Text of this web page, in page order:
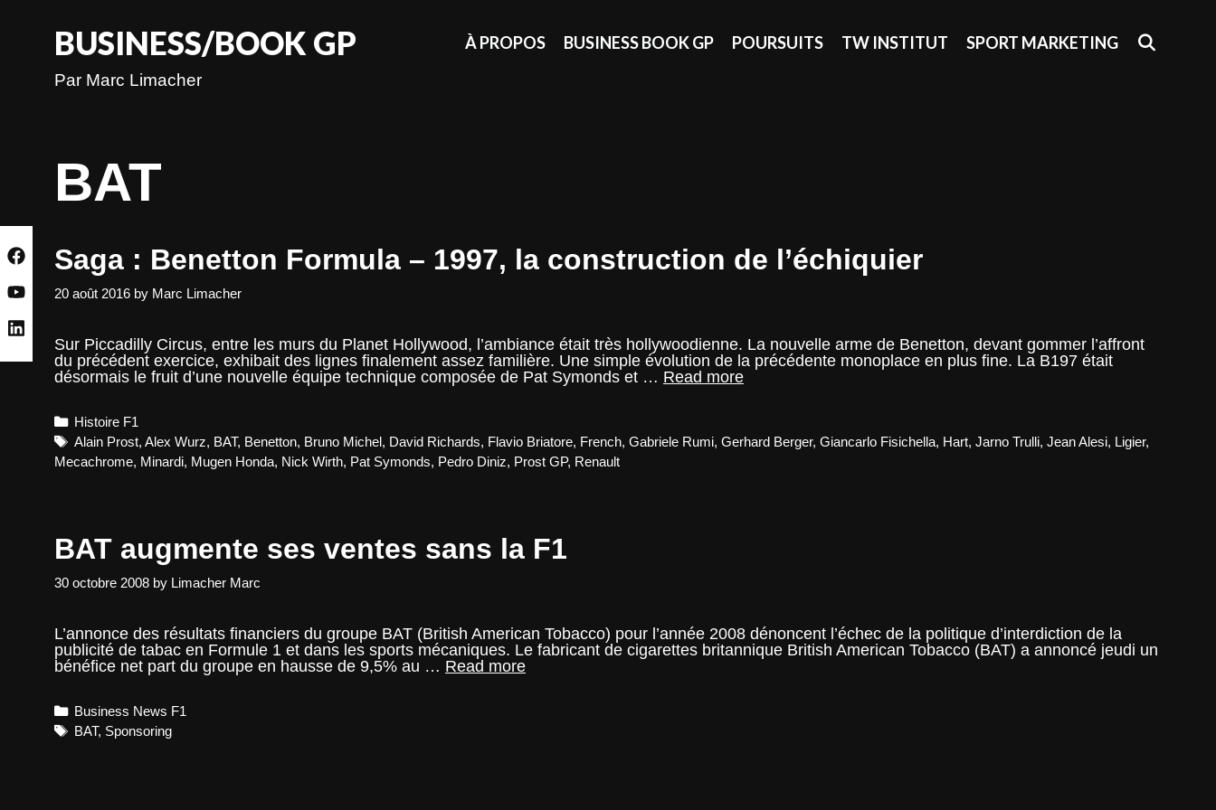
BUSINESS/BOOK GP
Par Marc Limacher
À PROPOS BUSINESS BOOK GP POURSUITS TW INSTITUT SPORT MARKETING
BAT
Saga : Benetton Formula – 1997, la construction de l’échiquier
20 août 2016 by Marc Limacher
Sur Piccadilly Circus, entre les murs du Planet Hollywood, l’ambiance était très hollywoodienne. La nouvelle arme de Benetton, devant gommer l’affront
du précédent exercice, exhibait des lignes finalement assez familière. Une simple évolution de la précédente monoplace en plus fine. La B197 était
désormais le fruit d’une nouvelle équipe technique composée de Pat Symonds et … Read moreSaga
–
Categories
Histoire F1
Tags
Alain Prost,Alex Wurz, BAT, Benetton, Bruno Michel, David Richards, Flavio Briatore, French,Gabriele Rumi,Gerhard Berger,Giancarlo Fisichella, Hart,Jarno Trulli,Jean Alesi, Ligier,
Mecachrome, Minardi, Mugen Honda, Nick Wirth, Pat Symonds, Pedro Diniz, Prost GP, Renault
BAT augmente ses ventes sans la F1
30 octobre 2008 by Limacher Marc
L’annonce des résultats financiers du groupe BAT (British American Tobacco) pour l’année 2008 dénoncent l’échec de la politique d’interdiction de la
publicité de tabac en Formule 1 et dans les sports mécaniques. Le fabricant de cigarettes britannique British American Tobacco (BAT) a annoncé jeudi un
bénéfice net part du groupe en hausse de 9,5% au … Read moreBAT
Categories
Business News F1
Tags
BAT, Sponsoring